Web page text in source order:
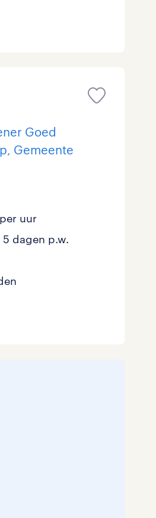
Goed
Gemeente
uur
dagen p.w.